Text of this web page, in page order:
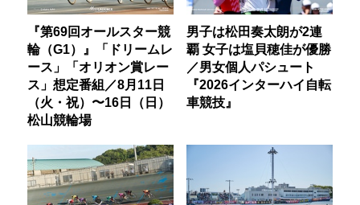
『第69回オールスター競
輪（G1）』「ドリームレ
ース」「オリオン賞レー
ス」想定番組／8月11日
（火・祝）〜16日（日）
松山競輪場
男子は松田奏太朗が2連
覇 女子は塩貝穂佳が優勝
／男女個人パシュート
『2026インターハイ自転
車競技』